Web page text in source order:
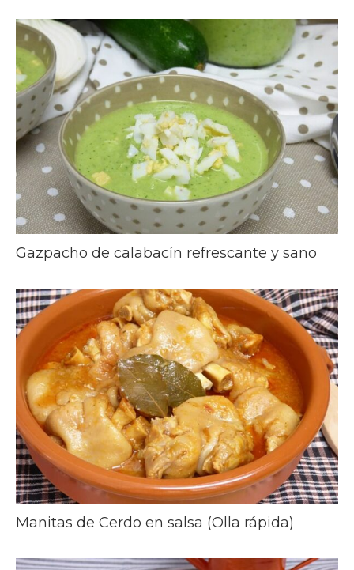
Gazpacho de calabacín refrescante y sano
Manitas de Cerdo en salsa (Olla rápida)